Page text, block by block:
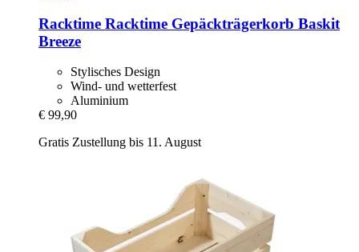
Racktime Racktime Gepäckträgerkorb Baskit
Breeze
Stylisches Design
Wind- und wetterfest
Aluminium
€ 99,90
Gratis Zustellung bis 11. August